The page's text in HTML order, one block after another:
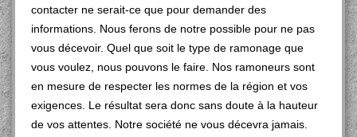
contacter ne serait-ce que pour demander des
informations. Nous ferons de notre possible pour ne pas
vous décevoir. Quel que soit le type de ramonage que
vous voulez, nous pouvons le faire. Nos ramoneurs sont
en mesure de respecter les normes de la région et vos
exigences. Le résultat sera donc sans doute à la hauteur
de vos attentes. Notre société ne vous décevra jamais.